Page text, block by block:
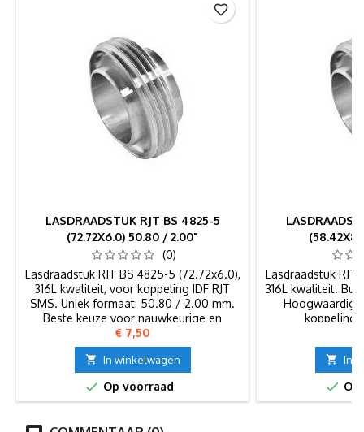
LASDRAADSTUK RJT BS 4825-5
(72.72X6.0) 50.80 / 2.00"
(0)
Lasdraadstuk RJT BS 4825-5 (72.72x6.0),
316L kwaliteit, voor koppeling IDF RJT
SMS. Uniek formaat: 50.80 / 2.00 mm.
Beste keuze voor nauwkeurige en
betrouwbare verbindingen.
Prijs
€ 7,50
 In winkelwagen
 Op voorraad
favorite_border
Lasdraadstuk RJT
316L kwaliteit.
Hoogwaardig
 In
 Op